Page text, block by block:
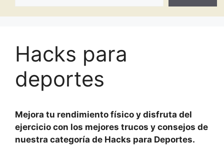
Hacks para
deportes
Mejora tu rendimiento físico y disfruta del
ejercicio con los mejores trucos y consejos de
nuestra categoría de Hacks para Deportes.